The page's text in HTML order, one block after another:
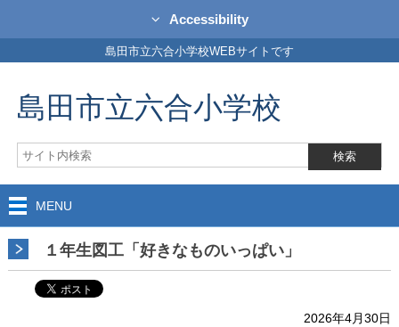
Accessibility
島田市立六合小学校WEBサイトです
島田市立六合小学校
MENU
１年生図工「好きなものいっぱい」
2026年4月30日